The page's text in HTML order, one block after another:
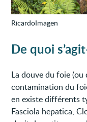
RicardoImagen
De quoi
La douve du foie
contamination du
en existe différents
Fasciola hepatica,